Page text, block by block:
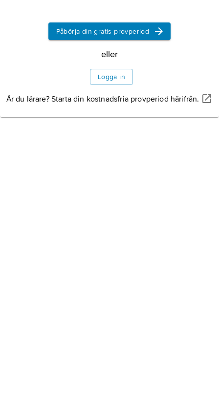
Information om artikeln
Påbörja din gratis provperiod
eller
Logga in
Är du lärare? Starta din kostnadsfria provperiod härifrån.